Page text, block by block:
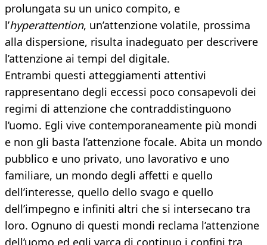
prolungata su un unico compito, e
l’hyperattention, un’attenzione volatile, prossima
alla dispersione, risulta inadeguato per descrivere
l’attenzione ai tempi del digitale.
Entrambi questi atteggiamenti attentivi
rappresentano degli eccessi poco consapevoli dei
regimi di attenzione che contraddistinguono
l’uomo. Egli vive contemporaneamente più mondi
e non gli basta l’attenzione focale. Abita un mondo
pubblico e uno privato, uno lavorativo e uno
familiare, un mondo degli affetti e quello
dell’interesse, quello dello svago e quello
dell’impegno e infiniti altri che si intersecano tra
loro. Ognuno di questi mondi reclama l’attenzione
dell’uomo ed egli varca di continuo i confini tra